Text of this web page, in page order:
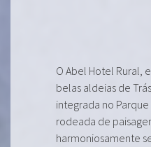
O Abel Hotel Rural,
belas aldeias de
integrada no
rodeada de
harmoniosamente